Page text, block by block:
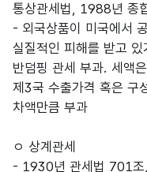
통상관세법, 1988년 종
- 외국상품이 미국에서
실질적인 피해를 받고
반덤핑 관세 부과. 세액
제3국 수출가격 혹은 구
차액만큼 부과
ㅇ 상계관세
- 1930년 관세법 701